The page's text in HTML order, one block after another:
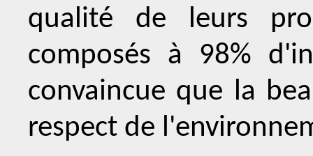
qualité de leurs
composés à 98%
convaincue que la
respect de